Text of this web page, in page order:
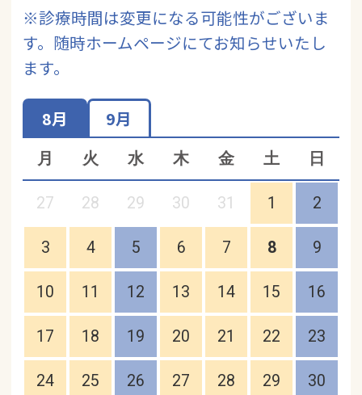
※診療時間は変更になる可能性がございま
す。随時ホームページにてお知らせいたし
ます。
8月 9月
月 火 水 木 金 土 日
27 28 29 30 31 1 2
3 4 5 6 7 8 9
10 11 12 13 14 15 16
17 18 19 20 21 22 23
24 25 26 27 28 29 30